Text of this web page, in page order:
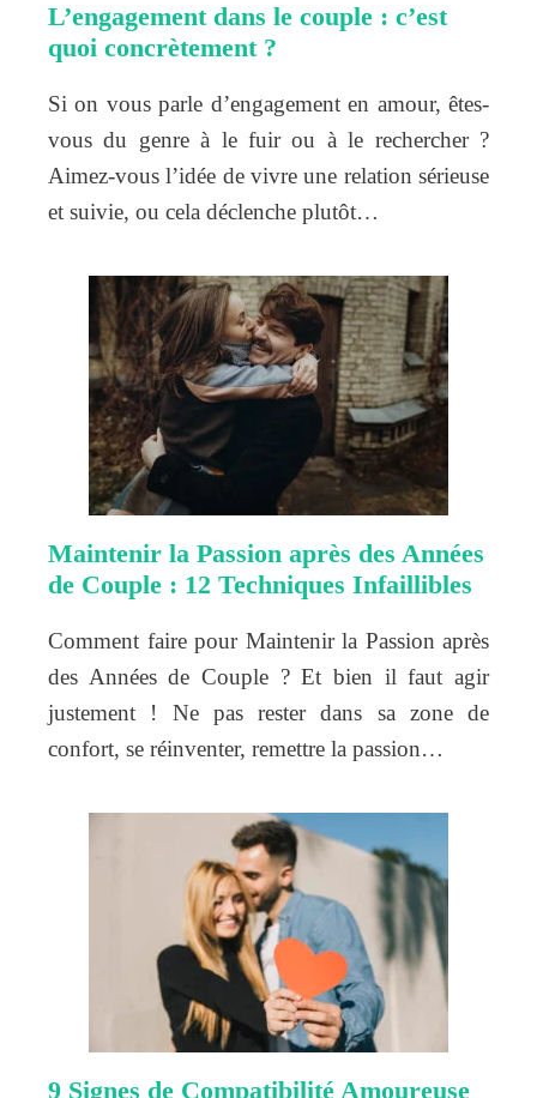
L’engagement dans le couple : c’est
quoi concrètement ?
Si on vous parle d’engagement en amour, êtes-
vous du genre à le fuir ou à le rechercher ?
Aimez-vous l’idée de vivre une relation sérieuse
et suivie, ou cela déclenche plutôt…
Maintenir la Passion après des Années
de Couple : 12 Techniques Infaillibles
Comment faire pour Maintenir la Passion après
des Années de Couple ? Et bien il faut agir
justement ! Ne pas rester dans sa zone de
confort, se réinventer, remettre la passion…
9 Signes de Compatibilité Amoureuse